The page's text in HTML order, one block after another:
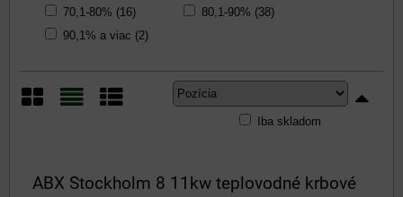
70,1-80% (16)
80,1-90% (38)
90,1% a viac (2)
Iba skladom
ABX Stockholm 8 11kw teplovodné krbové